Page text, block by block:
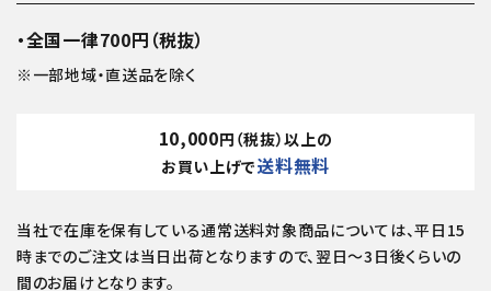
・全国一律700円（税抜）
※一部地域・直送品を除く
10,000円（税抜）以上の
お買い上げで送料無料
当社で在庫を保有している通常送料対象商品については、平日15
時までのご注文は当日出荷となりますので、翌日～3日後くらいの
間のお届けとなります。